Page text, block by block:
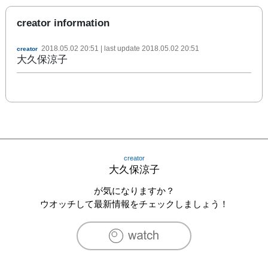
creator information
creator 2018.05.02 20:51 | last update 2018.05.02 20:51
大久保涼子
creator
大久保涼子
が気になりますか？
ウオッチして最新情報をチェックしましょう！